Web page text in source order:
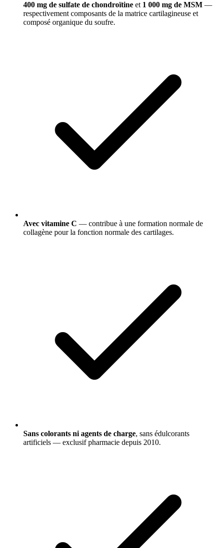
400 mg de sulfate de chondroïtine et 1 000 mg de MSM —
respectivement composants de la matrice cartilagineuse et
composé organique du soufre.
Avec vitamine C — contribue à une formation normale de
collagène pour la fonction normale des cartilages.
Sans colorants ni agents de charge, sans édulcorants
artificiels — exclusif pharmacie depuis 2010.